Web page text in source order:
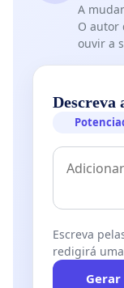
A
O autor
ouvir a
Descreva
Escreva
redigirá